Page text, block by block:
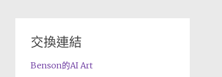
交換連結
Benson的AI Art